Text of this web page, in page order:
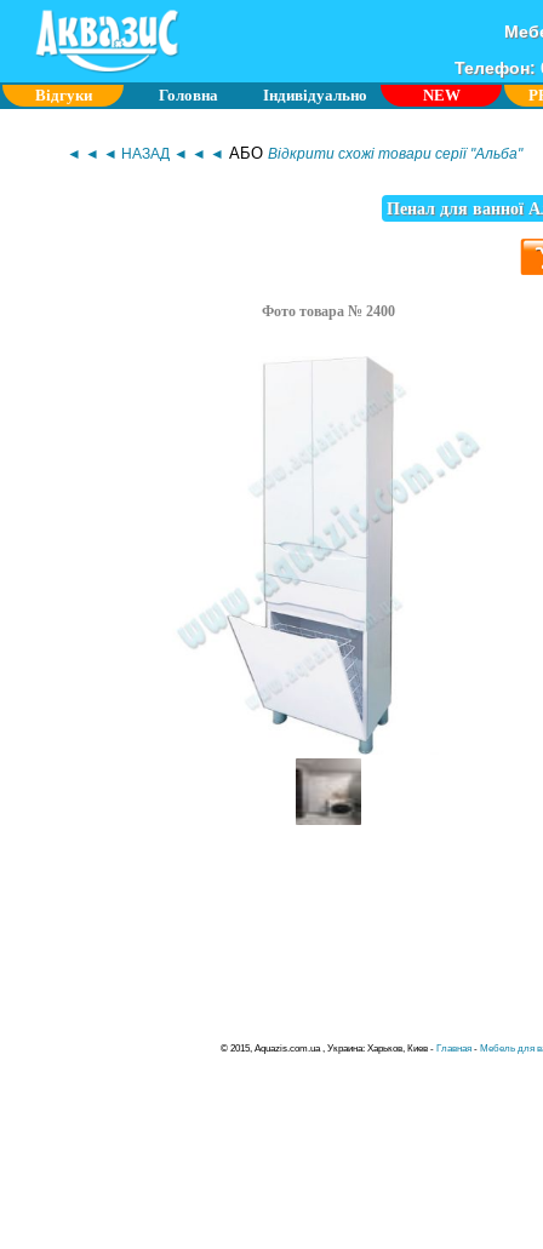
Телефон:
Відгуки Головна Індивідуально NEW
◄ ◄ ◄ НАЗАД ◄ ◄ ◄ АБО Відкрити схожі товари серії "Альба"
Пенал для ванної
Фото товара № 2400
© 2015, Aquazis.com.ua , Украина: Харьков, Киев - Главная- Мебель для